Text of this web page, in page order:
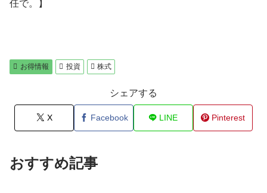
任で。】
お得情報 投資 株式
シェアする
X Facebook LINE Pinterest
おすすめ記事